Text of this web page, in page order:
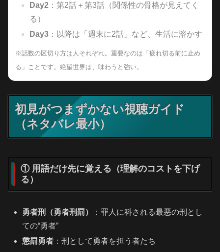
Day2 ：第2話＋第3話（関係性の骨格が見えてく
る）
Day3 ：以降は「週末に2話」など、生活に溶かす
※話数の区切り方は人それぞれ。重要なのは「疲れ切る前に止め
る」ことです。絶望世界は、味わうと強い。
初見がつまずかない視聴ガイド
（ネタバレ最小）
① 用語だけ先に覚える（理解のコストを下げ
る）
勇者刑（勇者刑罰）
：罪人に科される最悪の刑とし
ての“勇者”
懲罰勇者 ：刑として勇者を担う者たち